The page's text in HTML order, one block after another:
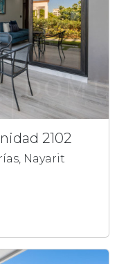
2102
Nayarit